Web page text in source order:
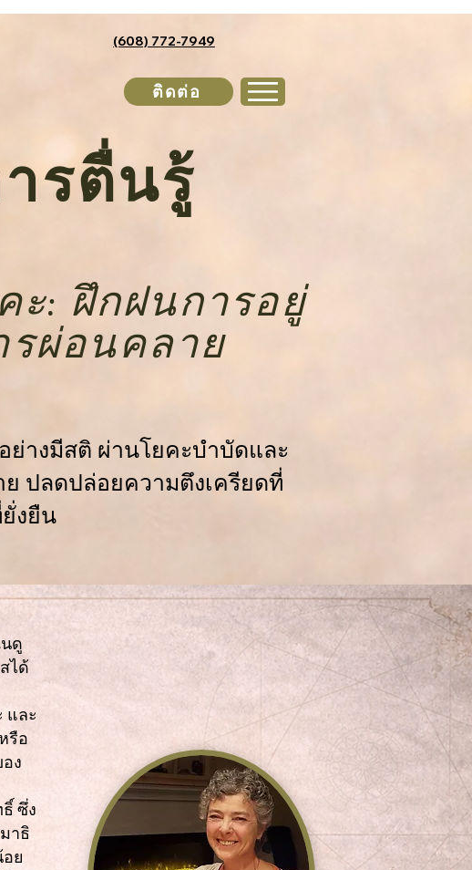
(608) 772-7949
ติดต่อ
ะ: ฝึกฝนการอยู่
ผ่อนคลาย
ย่างมีสติ ผ่านโยคะบำบัดและ
ปลดปล่อยความตึงเครียดที่
งยืน
รตื่นรู้
ดู
ได้
และ
รือ
ง
ซึ่ง
าธิ
ย